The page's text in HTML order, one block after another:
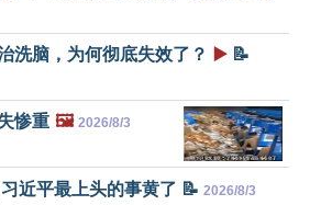
洗脑，为何彻底失效了？ ▶️ 📝
惨重 🖼️ 2026/8/3
近平最上头的事黄了 📝 2026/8/3